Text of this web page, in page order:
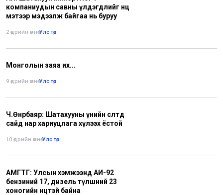
компаниудын савны үлдэгдлийг нөөц
мэтээр мэдээлж байгаа нь буруу
2 өдрийн өмнө•Улс төр
Монголын заяа их...
9 өдрийн өмнө•Улс төр
Ч.Өнөрбаяр: Шатахууны үнийн өсөлтөд
сайд нар хариуцлага хүлээх ёстой
10 өдрийн өмнө•Улс төр
АМГТГ: Улсын хэмжээнд АИ-92
бензиний 17, дизель түлшний 23
хоногийн нөөцтэй байна